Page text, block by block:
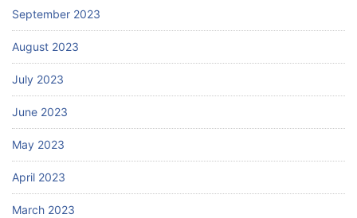
September 2023
August 2023
July 2023
June 2023
May 2023
April 2023
March 2023